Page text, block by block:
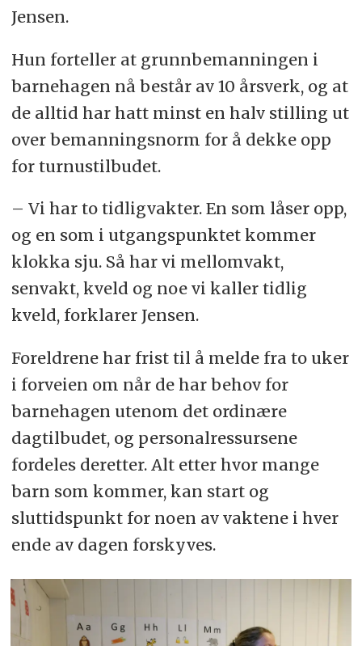
Jensen.
Hun forteller at grunnbemanningen i
barnehagen nå består av 10 årsverk, og at
de alltid har hatt minst en halv stilling ut
over bemanningsnorm for å dekke opp
for turnustilbudet.
– Vi har to tidligvakter. En som låser opp,
og en som i utgangspunktet kommer
klokka sju. Så har vi mellomvakt,
senvakt, kveld og noe vi kaller tidlig
kveld, forklarer Jensen.
Foreldrene har frist til å melde fra to uker
i forveien om når de har behov for
barnehagen utenom det ordinære
dagtilbudet, og personalressursene
fordeles deretter. Alt etter hvor mange
barn som kommer, kan start og
sluttidspunkt for noen av vaktene i hver
ende av dagen forskyves.